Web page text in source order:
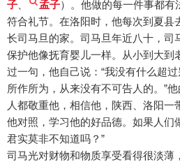
子
孟子）。他做的每一件事都
符合礼节。在洛阳时，他每次到夏县
长司马旦的家。司马旦年近八十，司
保护他像抚育婴儿一样。从小到大到
过一句，他自己说：“我没有什么超
所作所为，从来没有不可告人的。”
人都敬重他，相信他，陕西、洛阳
他对照，学习他的好品德。如果人们
君实莫非不知道吗？”
司马光对财物和物质享受看得很淡薄